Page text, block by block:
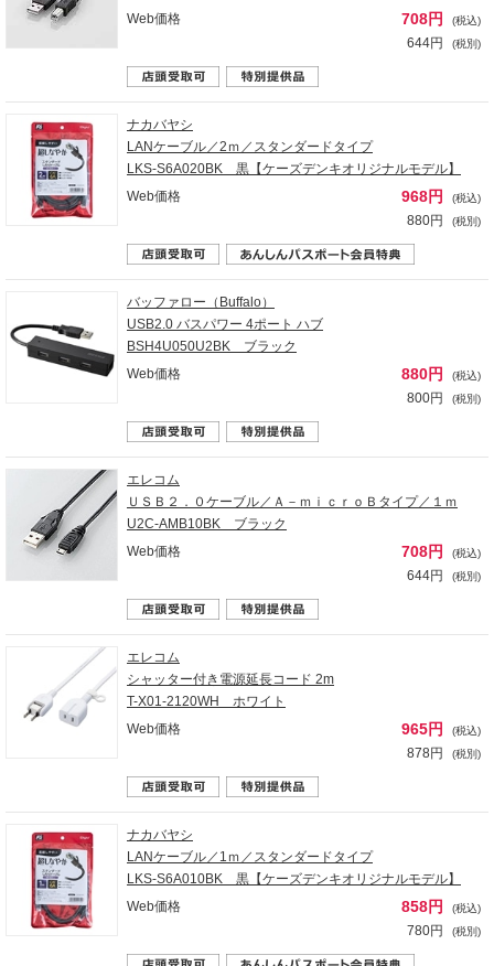
Web価格
708円 (税込)
644円 (税別)
ナカバヤシ
LANケーブル／2ｍ／スタンダードタイプ
LKS-S6A020BK 黒【ケーズデンキオリジナルモデル】
Web価格
968円 (税込)
880円 (税別)
バッファロー（Buffalo）
USB2.0 バスパワー 4ポート ハブ
BSH4U050U2BK ブラック
Web価格
880円 (税込)
800円 (税別)
エレコム
ＵＳＢ２．０ケーブル／Ａ－ｍｉｃｒｏＢタイプ／１ｍ
U2C-AMB10BK ブラック
Web価格
708円 (税込)
644円 (税別)
エレコム
シャッター付き電源延長コード 2m
T-X01-2120WH ホワイト
Web価格
965円 (税込)
878円 (税別)
ナカバヤシ
LANケーブル／1ｍ／スタンダードタイプ
LKS-S6A010BK 黒【ケーズデンキオリジナルモデル】
Web価格
858円 (税込)
780円 (税別)